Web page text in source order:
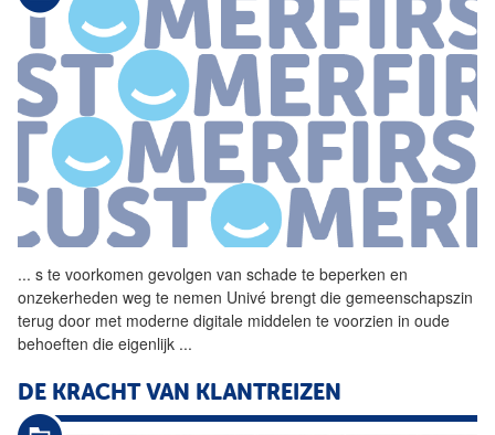
... s te voorkomen gevolgen van schade te beperken en
onzekerheden weg te nemen Univé brengt die gemeenschapszin
terug door met moderne digitale middelen te voorzien in oude
behoeften die eigenlijk ...
DE KRACHT VAN KLANTREIZEN